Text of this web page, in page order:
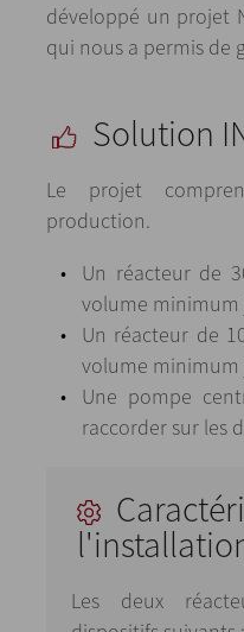
développé un projet
qui nous a permis de
Solution
Le projet
production.
Un réacteur de
volume minimum
Un réacteur de
volume minimum
Une pompe
raccorder sur les
Les deux